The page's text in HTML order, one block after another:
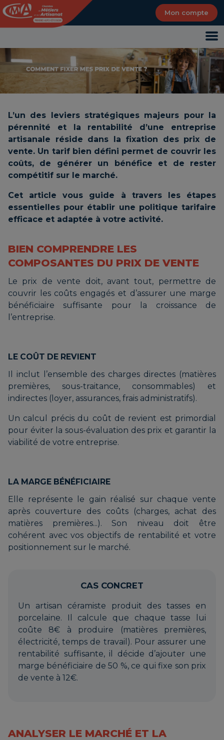
Mon compte
L’un des leviers stratégiques majeurs pour la
pérennité et la rentabilité d’une entreprise
artisanale réside dans la fixation des prix de
vente. Un tarif bien défini permet de couvrir les
coûts, de générer un bénéfice et de rester
compétitif sur le marché.
Cet article vous guide à travers les étapes
essentielles pour établir une politique tarifaire
efficace et adaptée à votre activité.
BIEN COMPRENDRE LES
COMPOSANTES DU PRIX DE VENTE
Le prix de vente doit, avant tout, permettre de
couvrir les coûts engagés et d’assurer une marge
bénéficiaire suffisante pour la croissance de
l’entreprise.
LE COÛT DE REVIENT
Il inclut l’ensemble des charges directes (matières
premières, sous-traitance, consommables) et
indirectes (loyer, assurances, frais administratifs).
Un calcul précis du coût de revient est primordial
pour éviter la sous-évaluation des prix et garantir la
viabilité de votre entreprise.
LA MARGE BÉNÉFICIAIRE
Elle représente le gain réalisé sur chaque vente
après couverture des coûts (charges, achat des
matières premières...). Son niveau doit être
cohérent avec vos objectifs de rentabilité et votre
positionnement sur le marché.
CAS CONCRET
Un artisan céramiste produit des tasses en
porcelaine. Il calcule que chaque tasse lui
coûte 8€ à produire (matières premières,
électricité, temps de travail). Pour assurer une
rentabilité suffisante, il décide d’ajouter une
marge bénéficiaire de 50 %, ce qui fixe son prix
de vente à 12€.
ANALYSER LE MARCHÉ ET LA
Panneau de gestion des cookies